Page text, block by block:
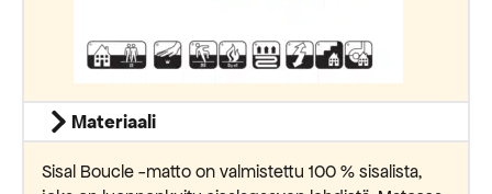
Materiaali
Sisal Boucle -matto on valmistettu 100 % sisalista,